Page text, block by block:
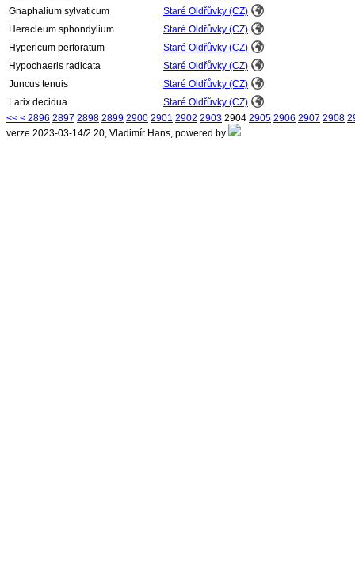
Gnaphalium sylvaticum
Staré Oldřůvky (CZ)
Heracleum sphondylium
Staré Oldřůvky (CZ)
Hypericum perforatum
Staré Oldřůvky (CZ)
Hypochaeris radicata
Staré Oldřůvky (CZ)
Juncus tenuis
Staré Oldřůvky (CZ)
Larix decidua
Staré Oldřůvky (CZ)
<< < 2896 2897 2898 2899 2900 2901 2902 2903 2904 2905 2906 2907 2908
verze 2023-03-14/2.20, Vladimír Hans, powered by